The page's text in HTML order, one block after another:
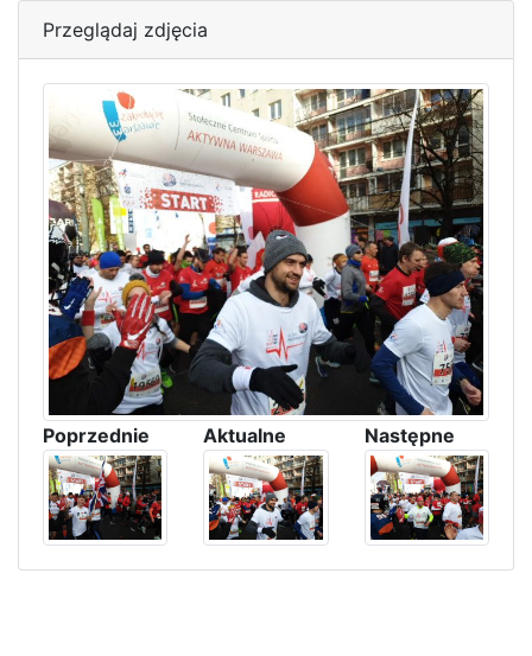
Przeglądaj zdjęcia
Poprzednie Aktualne Następne